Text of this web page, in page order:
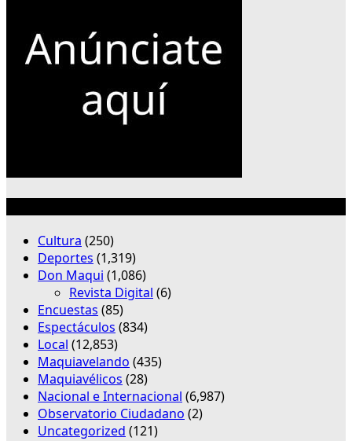
Cultura (250)
Deportes (1,319)
Don Maqui (1,086)
Revista Digital (6)
Encuestas (85)
Espectáculos (834)
Local (12,853)
Maquiavelando (435)
Maquiavélicos (28)
Nacional e Internacional (6,987)
Observatorio Ciudadano (2)
Uncategorized (121)